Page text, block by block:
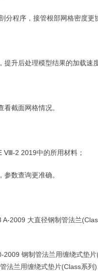
分程序，接管根部网格密度更
升后处理模型结果的加载速
截面网格情况。
Ⅷ-2 2019中的所用材料；
数查询更准确。
A-2009 大直径钢制管法兰
2009 钢制管法兰用缠绕式垫片
法兰用缠绕式垫片(Class系列)